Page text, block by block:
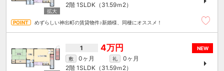
2階 1SLDK（31.59ｍ 2）
めずらしい神出町の賃貸物件♪新婚様、同棲にオススメ！
NEW
1 4万円
敷 0ヶ月 礼
0ヶ月
2階 1SLDK（31.59ｍ 2）